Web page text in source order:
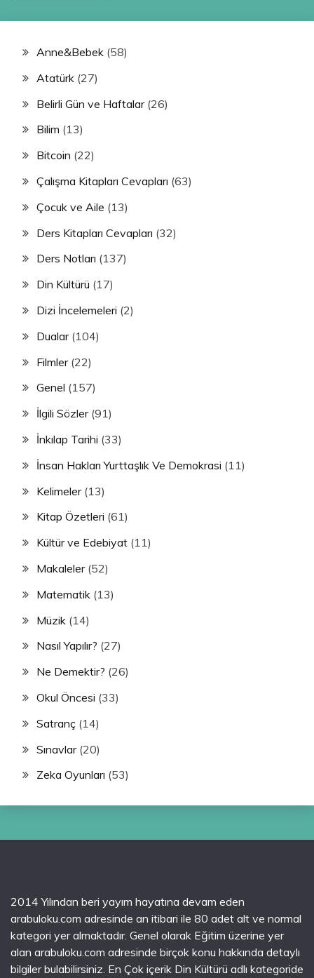
Anne&Bebek (58)
Atatürk (27)
Belirli Gün ve Haftalar(26)
Bilim (13)
Bitcoin (22)
Çalışma Kitapları Cevapları (63)
Çocuk ve Aile (13)
Ders Kitapları Cevapları (32)
Ders Notları (137)
Din Kültürü (17)
Dizi İncelemeleri (2)
Dualar(104)
Filmler(22)
Genel (157)
İlgili Sözler(91)
İnkılap Tarihi (33)
İnsan Hakları Yurttaşlık Ve Demokrasi (11)
Kelimeler(13)
Kitap Özetleri (61)
Kültür ve Edebiyat (11)
Makaleler(52)
Matematik (13)
Müzik (14)
Nasıl Yapılır? (27)
Ne Demektir? (26)
Okul Öncesi (33)
Satranç (14)
Sınavlar(20)
Zeka Oyunları (53)
2014 Yılından beri yayım hayatına devam eden
arabuloku.com adresinde an itibari ile 80 adet alt ve normal
kategori yer almaktadır. Genel olarak Eğitim üzerine yer
alan arabuloku.com adresinde birçok konu hakkında detaylı
bilgiler bulabilirsiniz. En Çok içerik Din Kültürü adlı kategoride